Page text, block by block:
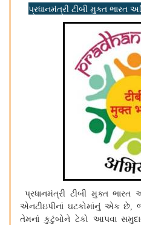
પ્રધાનમંત્રી ટીબી મુક્ત ભારત
પ્રધાનમંત્રી ટીબી મુક્ત ભારત
એનટીઇપીનાં ઘટકોમાંનું એક છે,
તેમનાં કુટુંબોને ટેકો આપવા